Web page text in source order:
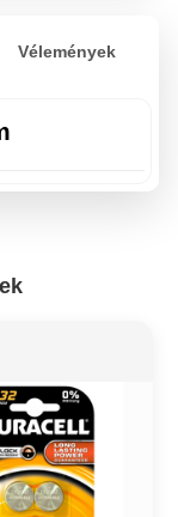
Vélemények